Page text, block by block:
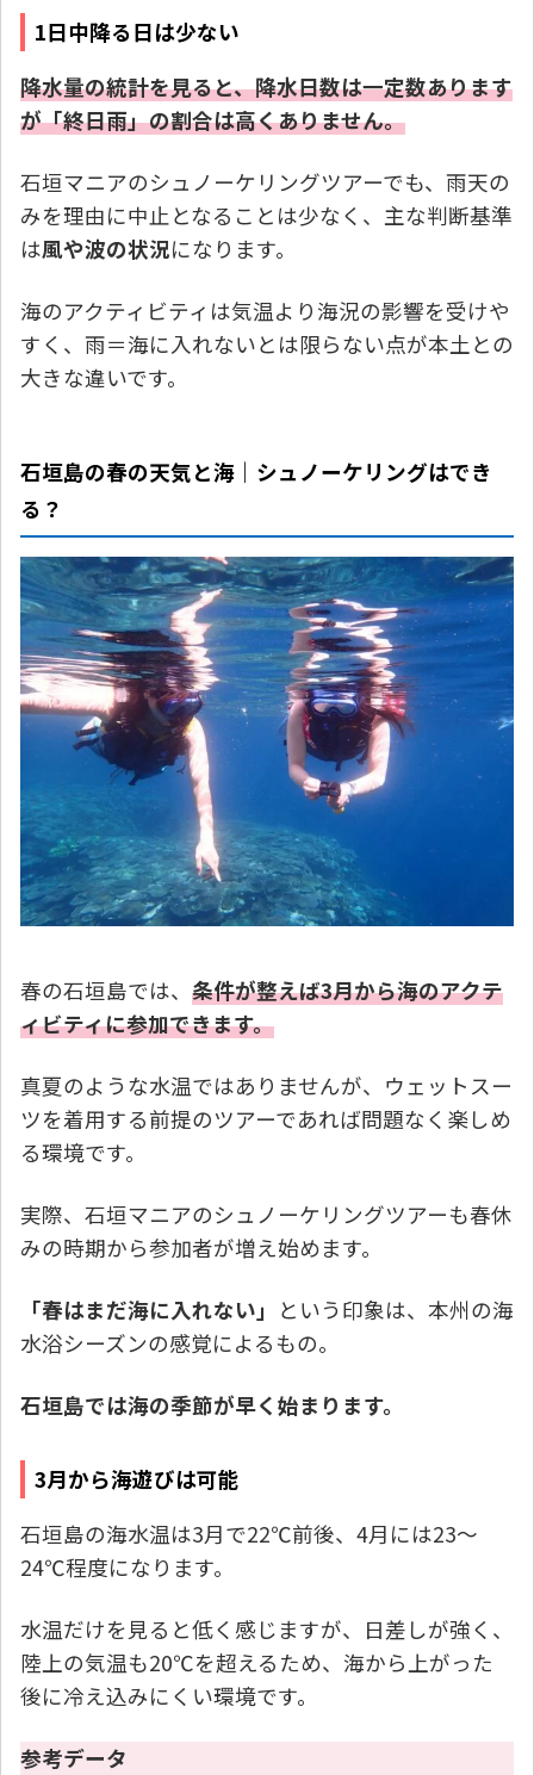
1日中降る日は少ない
降水量の統計を見ると、降水日数は一定数あります
が「終日雨」の割合は高くありません。
石垣マニアのシュノーケリングツアーでも、雨天の
みを理由に中止となることは少なく、主な判断基準
は風や波の状況になります。
海のアクティビティは気温より海況の影響を受けや
すく、雨＝海に入れないとは限らない点が本土との
大きな違いです。
石垣島の春の天気と海｜シュノーケリングはでき
る？
春の石垣島では、 条件が整えば3月から海のアクテ
ィビティに参加できます。
真夏のような水温ではありませんが、ウェットスー
ツを着用する前提のツアーであれば問題なく楽しめ
る環境です。
実際、石垣マニアのシュノーケリングツアーも春休
みの時期から参加者が増え始めます。
「春はまだ海に入れない」 という印象は、本州の海
水浴シーズンの感覚によるもの。
石垣島では海の季節が早く始まります。
3月から海遊びは可能
石垣島の海水温は3月で22℃前後、4月には23〜
24℃程度になります。
水温だけを見ると低く感じますが、日差しが強く、
陸上の気温も20℃を超えるため、海から上がった
後に冷え込みにくい環境です。
参考データ